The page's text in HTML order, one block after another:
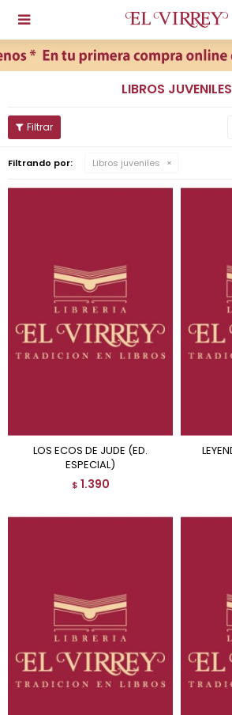

LIBROS JUVENILES
Filtrando por: Libros juveniles
LOS ECOS DE JUDE (ED.
ESPECIAL)
$ 1.390
LEYENDA DE LA SERPIENTE